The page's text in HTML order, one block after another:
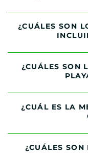
¿CUÁLES SON
¿CUÁLES SON
¿CUÁL ES LA
¿CUÁLES SON